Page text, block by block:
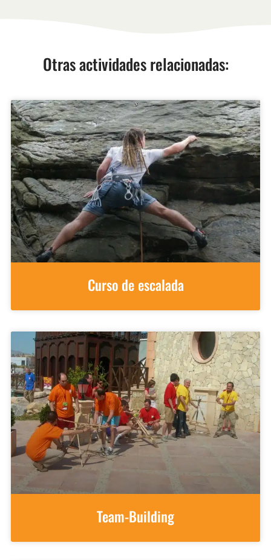
Otras actividades relacionadas:
Curso de escalada
Team-Building